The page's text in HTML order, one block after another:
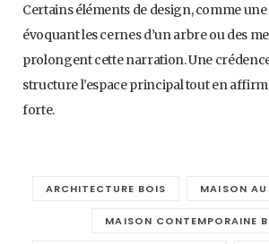
Certains éléments de design, comme
évoquant les cernes d’un arbre ou des
prolongent cette narration. Une
structure l’espace principal tout en
forte.
ARCHITECTURE BOIS MAISON AU
MAISON CONTEMPORAINE